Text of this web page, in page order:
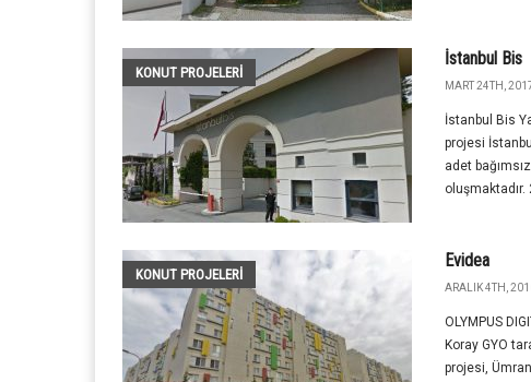
KONUT PROJELERI
İstanbul Bis
MART 24TH,
İstanbul Bis
projesi
adet
oluşmaktadır.
KONUT PROJELERI
Evidea
ARALIK 4TH,
OLYMPUS
Koray GYO
projesi,